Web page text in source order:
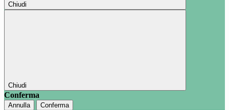
Chiudi
Chiudi
Conferma
Annulla Conferma